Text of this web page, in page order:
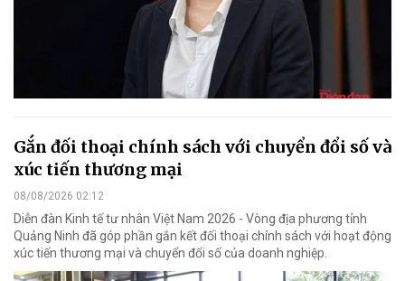
Gắn đối thoại chính sách với chuyển đổi số và
xúc tiến thương mại
08/08/2026 02:12
Diễn đàn Kinh tế tư nhân Việt Nam 2026 - Vòng địa phương tỉnh
Quảng Ninh đã góp phần gắn kết đối thoại chính sách với hoạt động
xúc tiến thương mại và chuyển đổi số của doanh nghiệp.